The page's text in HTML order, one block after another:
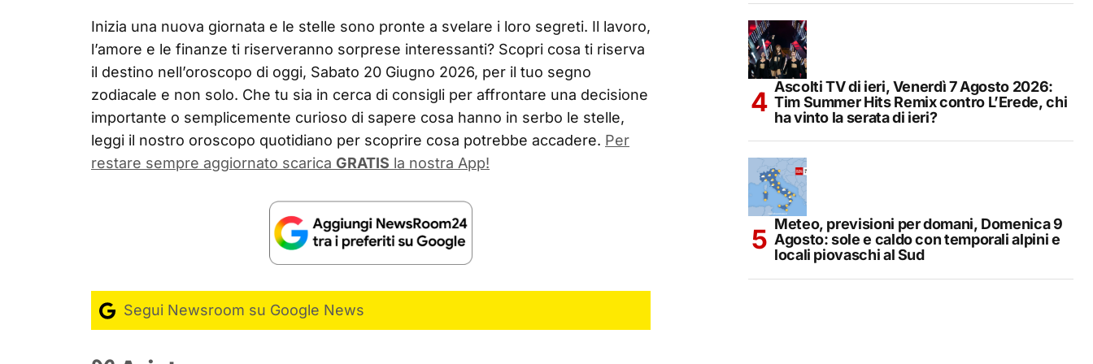
Inizia una nuova giornata e le stelle sono pronte a svelare i loro segreti. Il lavoro,
l’amore e le finanze ti riserveranno sorprese interessanti? Scopri cosa ti riserva
il destino nell’oroscopo di oggi, Sabato 20 Giugno 2026, per il tuo segno
zodiacale e non solo. Che tu sia in cerca di consigli per affrontare una decisione
importante o semplicemente curioso di sapere cosa hanno in serbo le stelle,
leggi il nostro oroscopo quotidiano per scoprire cosa potrebbe accadere. Per
restare sempre aggiornato scarica GRATIS la nostra App!
Segui Newsroom su Google News
Ascolti TV di ieri, Venerdì 7 Agosto 2026:
Tim Summer Hits Remix contro L’Erede, chi
ha vinto la serata di ieri?
Meteo, previsioni per domani, Domenica 9
Agosto: sole e caldo con temporali alpini e
locali piovaschi al Sud